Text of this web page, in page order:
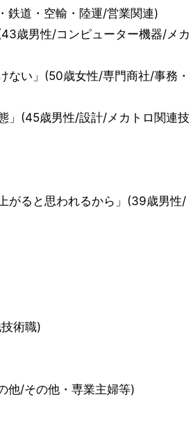
鉄道・空輸・陸運/営業関連)
歳男性/コンピューター機器/メカ
ない」(50歳女性/専門商社/事務・
」(45歳男性/設計/メカトロ関連技
がると思われるから」(39歳男性/
術職)
他/その他・専業主婦等)